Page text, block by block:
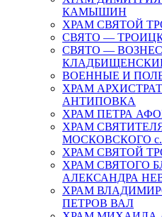
КАМЫШИН
ХРАМ СВЯТОЙ
СВЯТО —
СВЯТО —
ВОЕННЫЕ И
ХРАМ
АНТИПОВКА
ХРАМ ПЕТРА
ХРАМ
МОСКОВСКОГО
ХРАМ СВЯТОЙ
ХРАМ СВЯТОГО
АЛЕКСАНДРА
ХРАМ
ПЕТРОВ ВАЛ